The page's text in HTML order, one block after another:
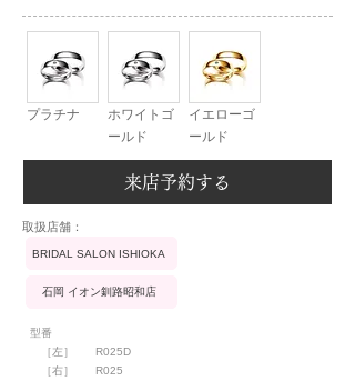
プラチナ
ホワイトゴ
ールド
イエローゴ
ールド
来店予約する
​取扱店舗：
BRIDAL SALON ISHIOKA
石岡 イオン釧路昭和店
型番
［左］
［右］
R025D
R025